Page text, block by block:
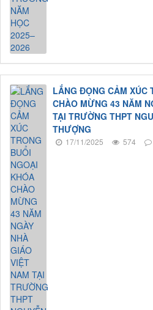
LẮNG ĐỌNG CẢM XÚC
CHÀO MỪNG 43 NĂM
TẠI TRƯỜNG THPT
THƯỢNG
17/11/2025 574